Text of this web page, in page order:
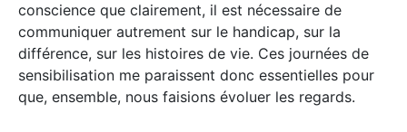
conscience que clairement, il est nécessaire de
communiquer autrement sur le handicap, sur la
différence, sur les histoires de vie. Ces journées de
sensibilisation me paraissent donc essentielles pour
que, ensemble, nous faisions évoluer les regards.